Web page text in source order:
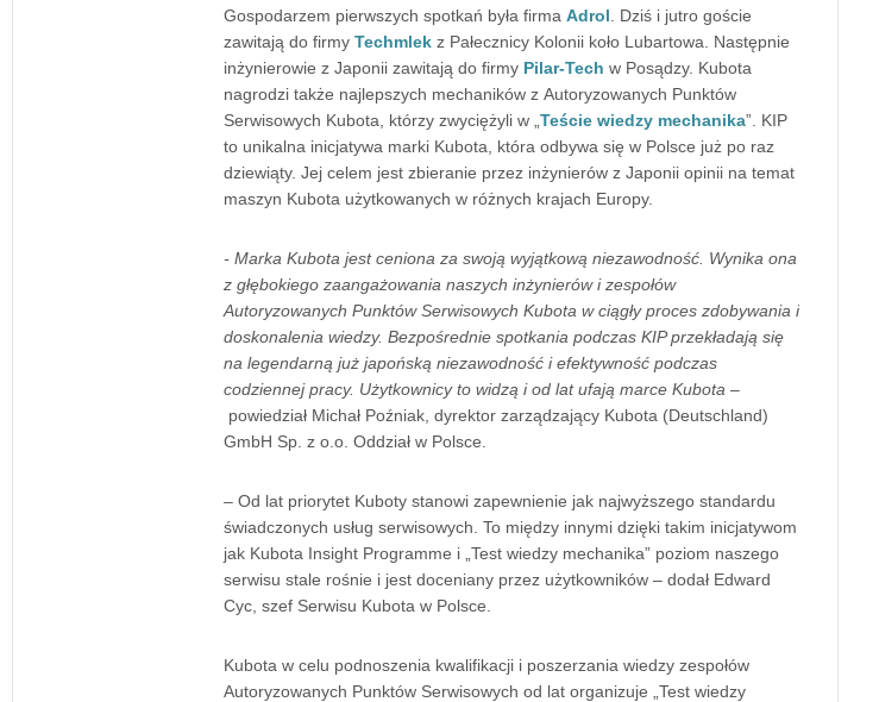
Gospodarzem pierwszych spotkań była firma Adrol . Dziś i jutro goście
zawitają do firmy Techmlek z Pałecznicy Kolonii koło Lubartowa. Następnie
inżynierowie z Japonii zawitają do firmy Pilar-Tech w Posądzy. Kubota
nagrodzi także najlepszych mechaników z Autoryzowanych Punktów
Serwisowych Kubota, którzy zwyciężyli w „ Teście wiedzy mechanika”. KIP
to unikalna inicjatywa marki Kubota, która odbywa się w Polsce już po raz
dziewiąty. Jej celem jest zbieranie przez inżynierów z Japonii opinii na temat
maszyn Kubota użytkowanych w różnych krajach Europy.
- Marka Kubota jest ceniona za swoją wyjątkową niezawodność. Wynika ona
z głębokiego zaangażowania naszych inżynierów i zespołów
Autoryzowanych Punktów Serwisowych Kubota w ciągły proces zdobywania i
doskonalenia wiedzy. Bezpośrednie spotkania podczas KIP przekładają się
na legendarną już japońską niezawodność i efektywność podczas
codziennej pracy. Użytkownicy to widzą i od lat ufają marce Kubota –
powiedział Michał Poźniak, dyrektor zarządzający Kubota (Deutschland)
GmbH Sp. z o.o. Oddział w Polsce.
– Od lat priorytet Kuboty stanowi zapewnienie jak najwyższego standardu
świadczonych usług serwisowych. To między innymi dzięki takim inicjatywom
jak Kubota Insight Programme i „Test wiedzy mechanika” poziom naszego
serwisu stale rośnie i jest doceniany przez użytkowników – dodał Edward
Cyc, szef Serwisu Kubota w Polsce.
Kubota w celu podnoszenia kwalifikacji i poszerzania wiedzy zespołów
Autoryzowanych Punktów Serwisowych od lat organizuje „Test wiedzy